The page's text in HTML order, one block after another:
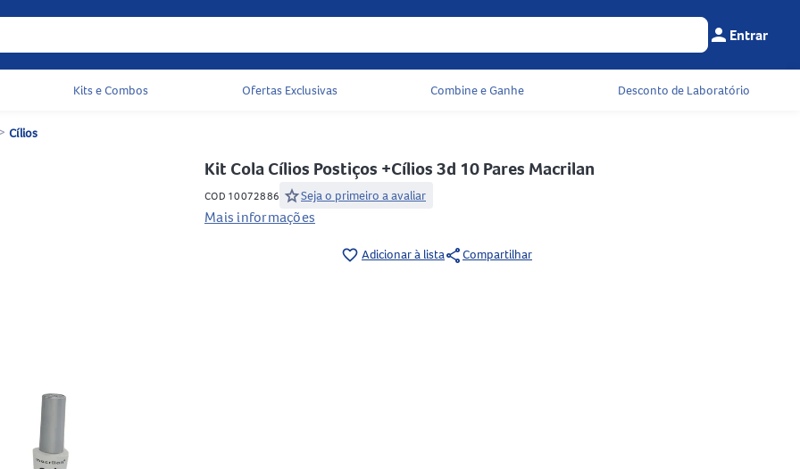
Menu do
person Entrar
Acessos rápidos do cabeçalho
Kits e Combos Ofertas Exclusivas Combine e Ganhe Desconto de Laboratório
> Cílios
Kit Cola Cílios Postiços +Cílios 3d 10 Pares Macrilan
COD 10072886 starSeja o primeiro a avaliar
Mais informações
favorite_border Adicionar à listashareCompartilhar